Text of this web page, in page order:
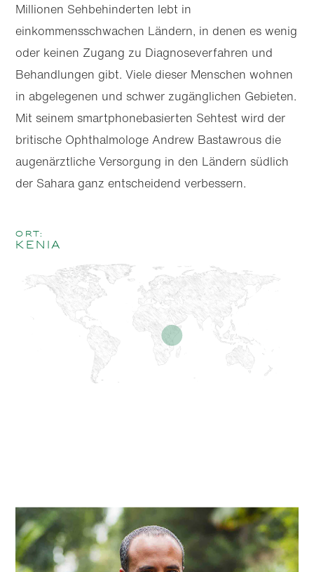
Millionen Sehbehinderten lebt in
einkommensschwachen Ländern, in denen es wenig
oder keinen Zugang zu Diagnoseverfahren und
Behandlungen gibt. Viele dieser Menschen wohnen
in abgelegenen und schwer zugänglichen Gebieten.
Mit seinem smartphonebasierten Sehtest wird der
britische Ophthal­mologe Andrew Bastawrous die
augenärztliche Versorgung in den Ländern südlich
der Sahara ganz entscheidend verbessern.
Ort:
Kenia